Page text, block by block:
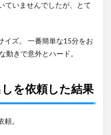
ていませんでしたが、とて
イズ。 一番簡単な15分をお
動きで意外とハード。
を依頼した結果
。